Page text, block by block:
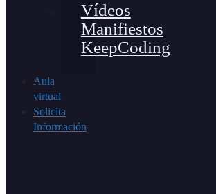
Vídeos
Manifiestos
KeepCoding
Aula
virtual
Solicita
Información